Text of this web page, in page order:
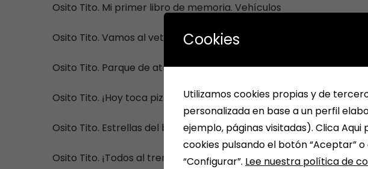
Osito Tito. Mi primer libro de memoria. Vehículos
Osito Tito. Vamos al veterinario
Osito Tito. Parque de atracciones
Osito Tito. ¡Hoy toca pizza!
Osito Tito. Estrellas del balón
Osito Tito. ¡Todos al tren!
Cookies
Utilizamos cookies propias y de
personalizada en base a un perfil
ejemplo, páginas visitadas). Clica
cookies pulsando el botón “Aceptar”
“Configurar”. Lee nuestra política de